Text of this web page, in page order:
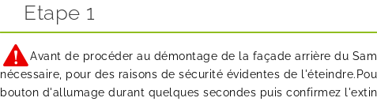
Etape 1
Avant de procéder au démontage de la façade arrière du
nécessaire, pour des raisons de sécurité évidentes de
bouton d'allumage durant quelques secondes puis confirmez